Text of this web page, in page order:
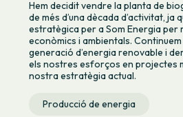
Hem decidit vendre la planta de
de més d’una dècada d’activitat, ja
estratègica per a Som Energia per
econòmics i ambientals.
generació d’energia renovable i
els nostres esforços en projectes
nostra estratègia actual.
Producció de energia